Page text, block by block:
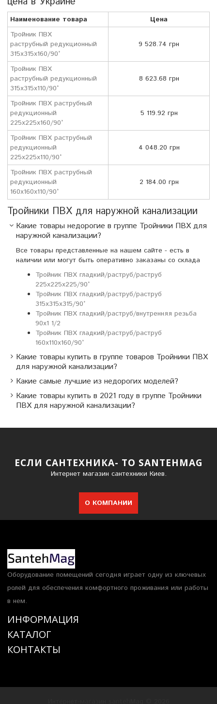
Наименование товара
Цена
Тройник ПВХ
раструбный редукционный
315х315х160/90°
9 528.74 грн
Тройник ПВХ
раструбный редукционный
315х315х110/90°
8 623.68 грн
Тройник ПВХ раструбный
редукционный
225х225х160/90°
5 119.92 грн
Тройник ПВХ раструбный
редукционный
225х225х110/90°
4 048.20 грн
Тройник ПВХ раструбный
редукционный
160х160х110/90°
2 184.00 грн
Тройники ПВХ для наружной канализации
Какие товары недорогие в группе Тройники ПВХ для
наружной канализации?
Все товары представленные на нашем сайте - есть в
наличии или могут быть оперативно заказаны со склада
Тройник ПВХ гладкий/раструб/раструб
225х225х225/90°
Тройник ПВХ гладкий/раструб/раструб
315х315х315/90°
Тройник ПВХ гладкий/раструб/внутренняя резьба
90x1 1/2
Тройник ПВХ гладкий/раструб/раструб
160х110х160/90°
Какие товары купить в группе товаров Тройники ПВХ
для наружной канализации?
Какие самые лучшие из недорогих моделей?
Какие товары купить в 2021 году в группе Тройники
ПВХ для наружной канализации?
ЕСЛИ САНТЕХНИКА- ТО SANTEHMAG
Интернет магазин сантехники Киев.
О КОМПАНИИ
Оборудование помещений сегодня играет одну из ключевых
ролей для обеспечения комфортного проживания или работы
в нем.
ИНФОРМАЦИЯ
КАТАЛОГ
КОНТАКТЫ